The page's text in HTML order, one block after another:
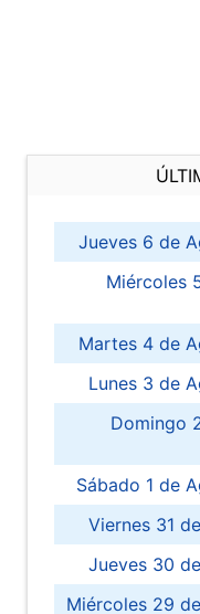
Jueves 6 de
Miércoles
Martes 4 de
Lunes 3 de
Domingo
Sábado 1 de
Viernes 31
Jueves 30
Miércoles 29